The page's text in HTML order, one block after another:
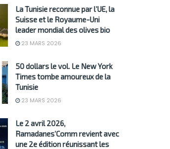
La Tunisie reconnue par l’UE, la
Suisse et le Royaume-Uni
leader mondial des olives bio
23 MARS 2026
50 dollars le vol. Le New York
Times tombe amoureux de la
Tunisie
23 MARS 2026
Le 2 avril 2026,
Ramadanes’Comm revient avec
une 2e édition réunissant les